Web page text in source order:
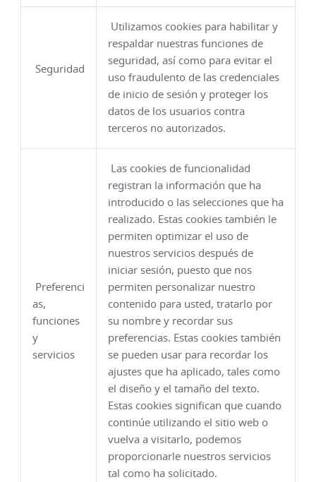
Seguridad
Utilizamos cookies para habilitar y
respaldar nuestras funciones de
seguridad, así como para evitar el
uso fraudulento de las credenciales
de inicio de sesión y proteger los
datos de los usuarios contra
terceros no autorizados.
Preferenci
as,
funciones
y
servicios
Las cookies de funcionalidad
registran la información que ha
introducido o las selecciones que ha
realizado. Estas cookies también le
permiten optimizar el uso de
nuestros servicios después de
iniciar sesión, puesto que nos
permiten personalizar nuestro
contenido para usted, tratarlo por
su nombre y recordar sus
preferencias. Estas cookies también
se pueden usar para recordar los
ajustes que ha aplicado, tales como
el diseño y el tamaño del texto.
Estas cookies significan que cuando
continúe utilizando el sitio web o
vuelva a visitarlo, podemos
proporcionarle nuestros servicios
tal como ha solicitado.